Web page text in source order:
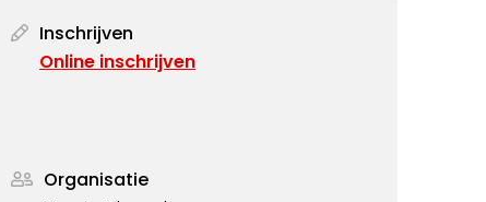
Inschrijven
Online inschrijven
Organisatie